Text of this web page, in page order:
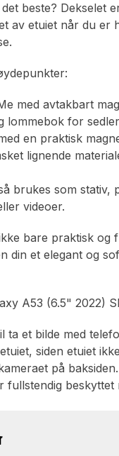
beste? Dekselet
av etuiet når du er
med avtakbart
lommebok for
en praktisk
lignende
brukes som stativ,
videoer.
bare praktisk og
din et elegant og
A53 (6.5" 2022)
ta et bilde med
siden etuiet
på
fullstendig beskyttet